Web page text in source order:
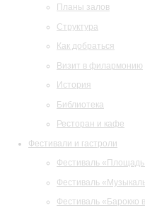
Планы залов
Структура
Как добраться
Визит в филармонию
История
Библиотека
Ресторан и кафе
Фестивали и гастроли
Фестиваль «Площадь
Фестиваль
Фестиваль «Барокко